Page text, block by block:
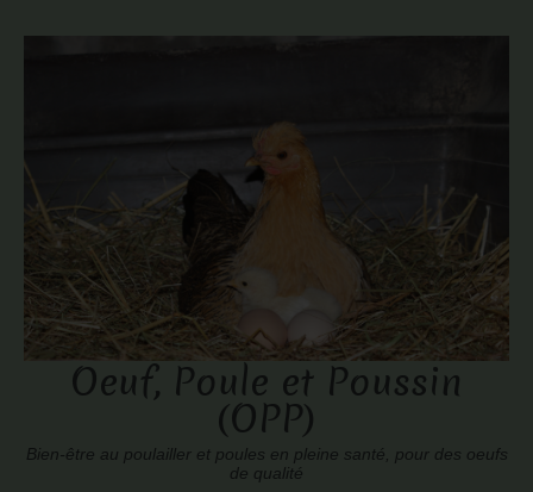
Oeuf, Poule et Poussin
(OPP)
Bien-être au poulailler et poules en pleine santé, pour des oeufs
de qualité